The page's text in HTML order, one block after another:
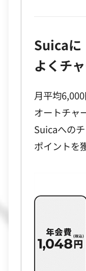
Suicaに
よくチ
月平均
オートチャ
Suicaへの
ポイントを